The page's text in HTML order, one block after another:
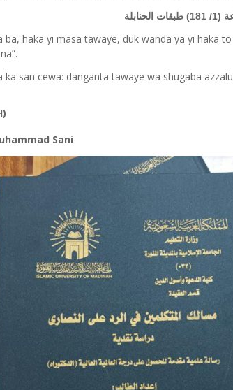
ba, haka yi masa tawaye, duk wanda ya yi haka
ka san cewa: danganta tawaye wa shugaba
Sani